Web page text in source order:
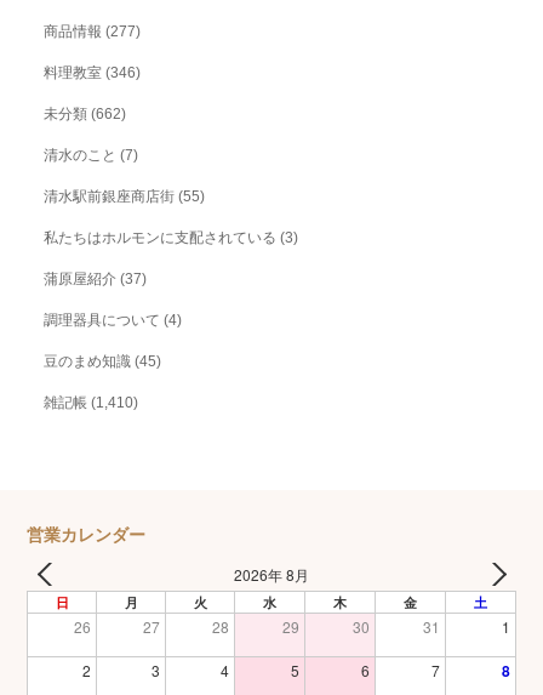
商品情報 (277)
料理教室 (346)
未分類 (662)
清水のこと (7)
清水駅前銀座商店街 (55)
私たちはホルモンに支配されている (3)
蒲原屋紹介 (37)
調理器具について (4)
豆のまめ知識 (45)
雑記帳 (1,410)
営業カレンダー
2026年 8月
日 月 火 水 木 金 土
26 27 28 29 30 31 1
2 3 4 5 6 7 8